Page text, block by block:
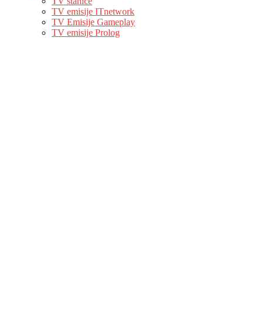
TV emisije ITnetwork
TV Emisije Gameplay
TV emisije Prolog